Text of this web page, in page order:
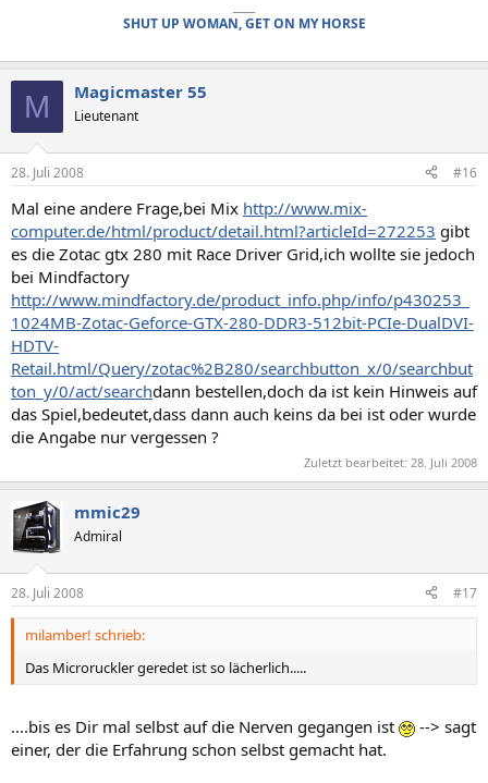
SHUT UP WOMAN, GET ON MY HORSE
M Magicmaster 55
Lieutenant
28. Juli 2008 #16
Mal eine andere Frage,bei Mix http://www.mix-
computer.de/html/product/detail.html?articleId=272253 gibt
es die Zotac gtx 280 mit Race Driver Grid,ich wollte sie jedoch
bei Mindfactory
http://www.mindfactory.de/product_info.php/info/p430253_
1024MB-Zotac-Geforce-GTX-280-DDR3-512bit-PCIe-DualDVI-
HDTV-
Retail.html/Query/zotac%2B280/searchbutton_x/0/searchbut
ton_y/0/act/searchdann bestellen,doch da ist kein Hinweis auf
das Spiel,bedeutet,dass dann auch keins da bei ist oder wurde
die Angabe nur vergessen ?
Zuletzt bearbeitet: 28. Juli 2008
mmic29
Admiral
28. Juli 2008 #17
milamber! schrieb:
Das Microruckler geredet ist so lächerlich.....
....bis es Dir mal selbst auf die Nerven gegangen ist
--> sagt
einer, der die Erfahrung schon selbst gemacht hat.